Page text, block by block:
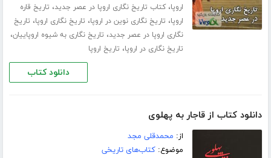
اروپا،کتاب تاریخ نگاری اروپا در عصر جدید، تاریخ قاره
اروپا، تاریخ نگاری نوین در اروپا، تاریخ نگاری اروپا، تاریخ
نگاری اروپا در عصر جدید، تاریخ نگاری به شیوه اروپاییان،
تاریخ نگاری در اروپا، تاریخ اروپا
دانلود کتاب
دانلود کتاب از قاجار به پهلوی
از: محمدقلی مجد
موضوع:کتاب‌های تاریخی